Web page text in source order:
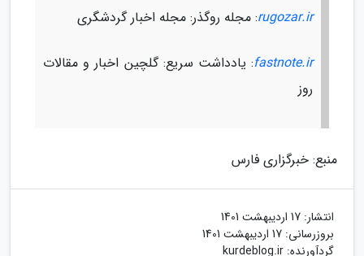
rugozar.ir: مجله روگذر: مجله اخبار گردشگری
fastnote.ir: یادداشت سریع: گلچین اخبار و مقالات
روز
منبع: خبرگزاری فارس
انتشار: 17 اردیبهشت 1401
بروزرسانی: 17 اردیبهشت 1401
گردآورنده: kurdeblog.ir